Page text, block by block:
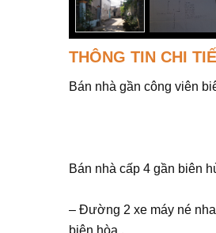
THÔNG TIN CHI
Bán nhà gần công viên
Bán nhà cấp 4 gần biên
– Đường 2 xe máy né
biên hòa .